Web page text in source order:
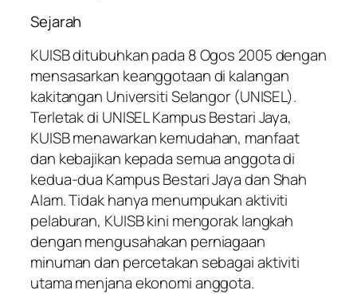
Sejarah
KUISB ditubuhkan pada 8 Ogos 2005 dengan
mensasarkan keanggotaan di kalangan
kakitangan Universiti Selangor (UNISEL).
Terletak di UNISEL Kampus Bestari Jaya,
KUISB menawarkan kemudahan, manfaat
dan kebajikan kepada semua anggota di
kedua-dua Kampus Bestari Jaya dan Shah
Alam. Tidak hanya menumpukan aktiviti
pelaburan, KUISB kini mengorak langkah
dengan mengusahakan perniagaan
minuman dan percetakan sebagai aktiviti
utama menjana ekonomi anggota.